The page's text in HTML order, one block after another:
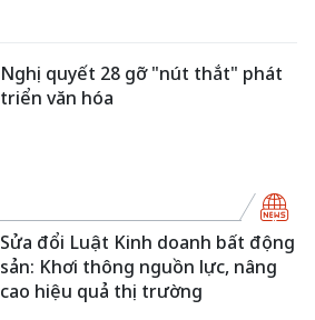
Nghị quyết 28 gỡ "nút thắt" phát
triển văn hóa
Sửa đổi Luật Kinh doanh bất động
sản: Khơi thông nguồn lực, nâng
cao hiệu quả thị trường